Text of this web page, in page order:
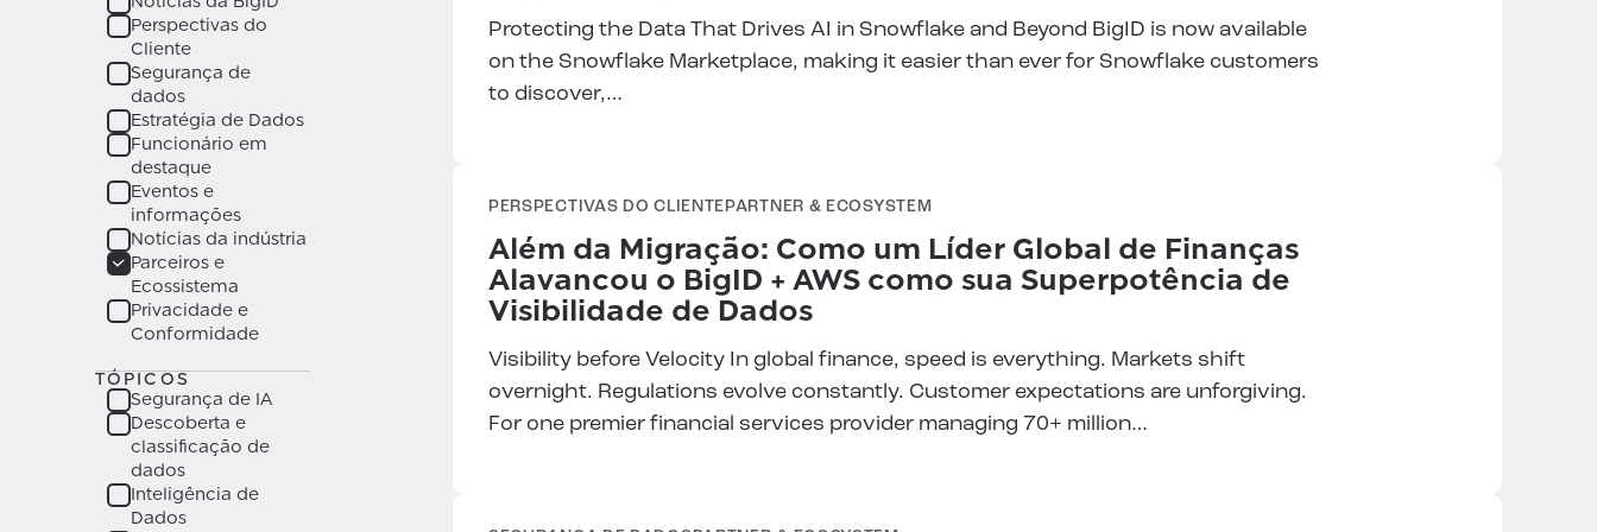
Governança de IA na prática:
Liderança em Segurança:
Insights do Fórum de
Liderança em Governança de
IA
Perspectivas do
Cliente
Segurança de
dados
Estratégia de Dados
Funcionário em
destaque
Eventos e
informações
Notícias da indústria
Parceiros e
Ecossistema
Privacidade e
Conformidade
TÓPICOS
Segurança de IA
Descoberta e
classificação de
dados
Inteligência de
Dados
Protecting the Data That Drives AI in Snowflake and Beyond BigID is now available
on the Snowflake Marketplace, making it easier than ever for Snowflake customers
to discover,…
Além da Migração: Como um Líder Global de Finanças
Alavancou o BigID + AWS como sua Superpotência de
Visibilidade de Dados
Visibility before Velocity In global finance, speed is everything. Markets shift
overnight. Regulations evolve constantly. Customer expectations are unforgiving.
For one premier financial services provider managing 70+ million…
PERSPECTIVAS DO CLIENTE PARTNER & ECOSYSTEM